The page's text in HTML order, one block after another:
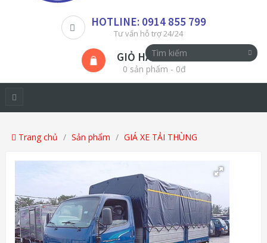
HOTLINE: 0914 855 799
Tư vấn hỗ trợ 24/24
GIỎ HÀNG
0 sản phẩm - 0đ
Trang chủ Sản phẩm GIÁ XE TẢI THÙNG